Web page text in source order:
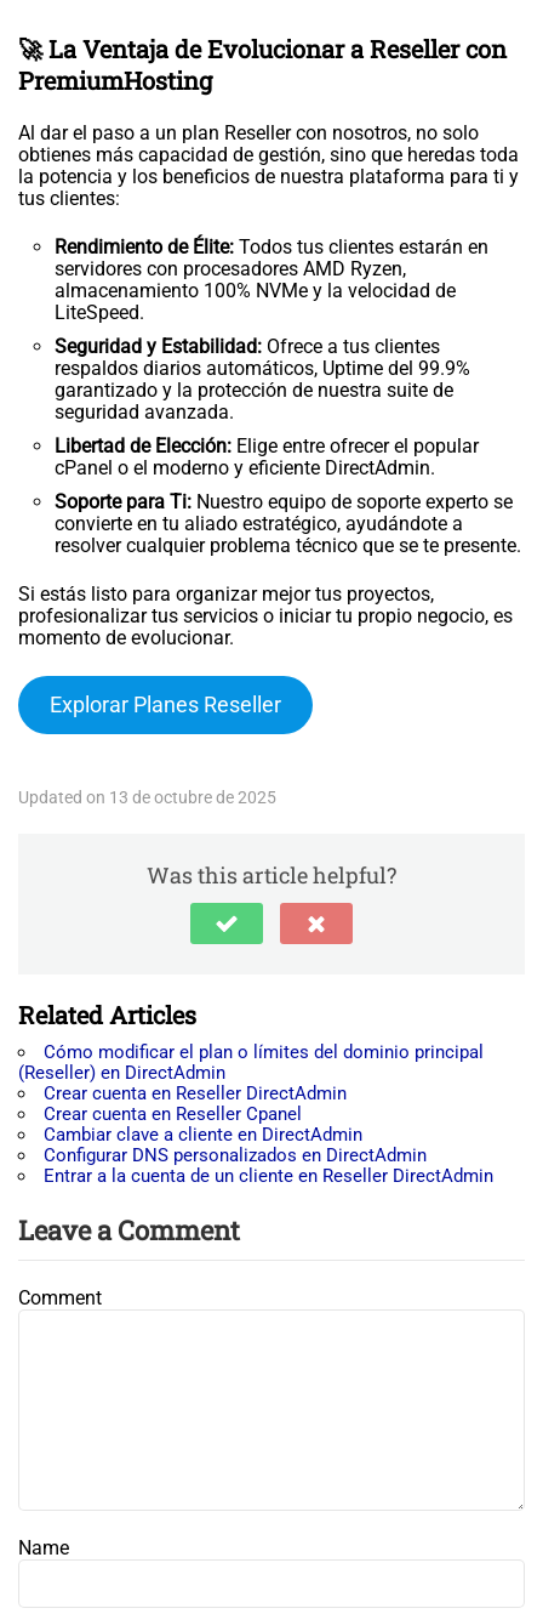
🚀 La Ventaja de Evolucionar a Reseller con
PremiumHosting
Al dar el paso a un plan Reseller con nosotros, no solo
obtienes más capacidad de gestión, sino que heredas toda
la potencia y los beneficios de nuestra plataforma para ti y
tus clientes:
Rendimiento de Élite: Todos tus clientes estarán en
servidores con procesadores AMD Ryzen,
almacenamiento 100% NVMe y la velocidad de
LiteSpeed.
Seguridad y Estabilidad: Ofrece a tus clientes
respaldos diarios automáticos, Uptime del 99.9%
garantizado y la protección de nuestra suite de
seguridad avanzada.
Libertad de Elección: Elige entre ofrecer el popular
cPanel o el moderno y eficiente DirectAdmin.
Soporte para Ti: Nuestro equipo de soporte experto se
convierte en tu aliado estratégico, ayudándote a
resolver cualquier problema técnico que se te presente.
Si estás listo para organizar mejor tus proyectos,
profesionalizar tus servicios o iniciar tu propio negocio, es
momento de evolucionar.
Explorar Planes Reseller
Updated on 13 de octubre de 2025
Was this article helpful?
Related Articles
Cómo modificar el plan o límites del dominio principal
(Reseller) en DirectAdmin
Crear cuenta en Reseller DirectAdmin
Crear cuenta en Reseller Cpanel
Cambiar clave a cliente en DirectAdmin
Configurar DNS personalizados en DirectAdmin
Entrar a la cuenta de un cliente en Reseller DirectAdmin
Leave a Comment
Comment
Name